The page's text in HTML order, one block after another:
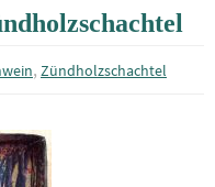
, Zündholzschachtel